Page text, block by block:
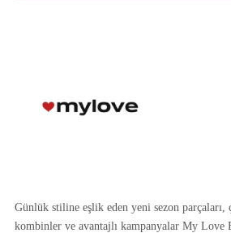
Günlük stiline eşlik eden yeni sezon parçaları,
kombinler ve avantajlı kampanyalar My Love